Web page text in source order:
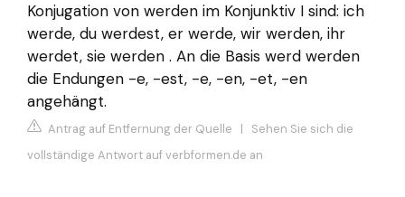
Konjugation von werden im Konjunktiv I sind: ich
werde, du werdest, er werde, wir werden, ihr
werdet, sie werden . An die Basis werd werden
die Endungen -e, -est, -e, -en, -et, -en
angehängt.
Antrag auf Entfernung der Quelle | Sehen Sie sich die
vollständige Antwort auf verbformen.de an